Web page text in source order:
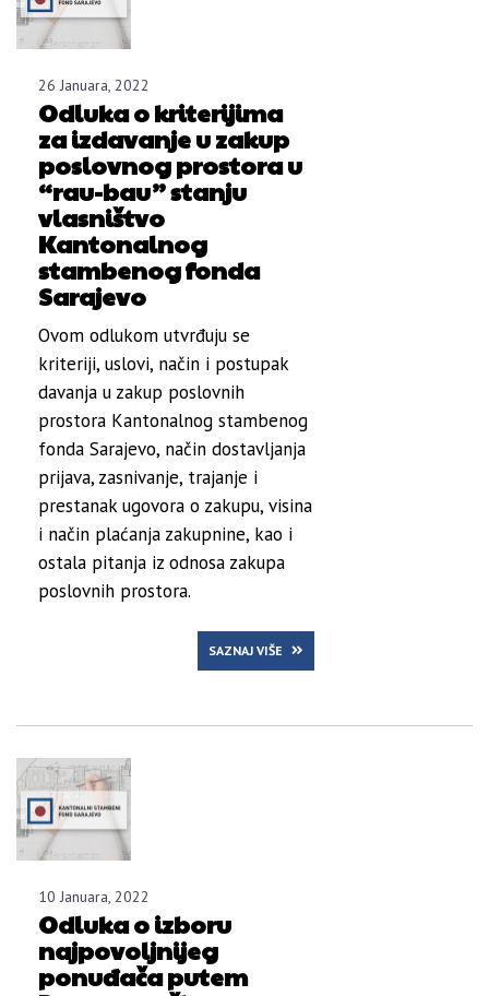
26 Januara, 2022
Odluka o kriterijima
za izdavanje u zakup
poslovnog prostora u
“rau-bau” stanju
vlasništvo
Kantonalnog
stambenog fonda
Sarajevo
Ovom odlukom utvrđuju se
kriteriji, uslovi, način i postupak
davanja u zakup poslovnih
prostora Kantonalnog stambenog
fonda Sarajevo, način dostavljanja
prijava, zasnivanje, trajanje i
prestanak ugovora o zakupu, visina
i način plaćanja zakupnine, kao i
ostala pitanja iz odnosa zakupa
poslovnih prostora.
SAZNAJ VIŠE
10 Januara, 2022
Odluka o izboru
najpovoljnijeg
ponuđača putem